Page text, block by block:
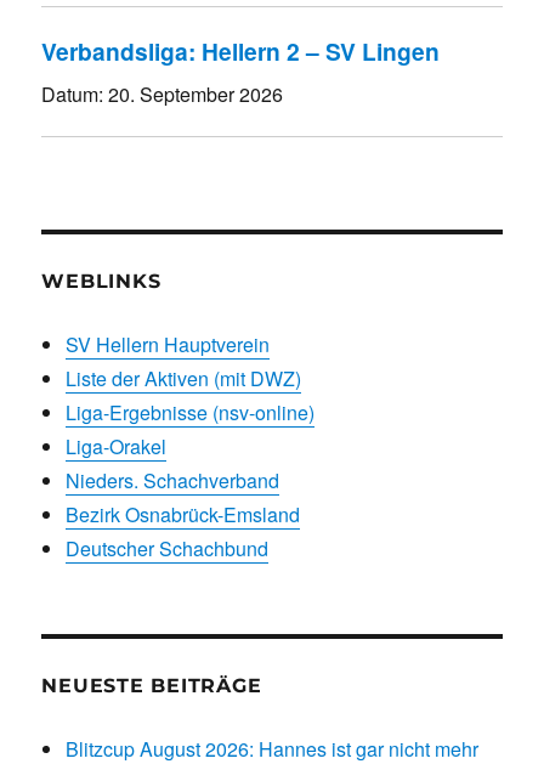
Verbandsliga: Hellern 2 – SV Lingen
Datum:20. September 2026
WEBLINKS
SV Hellern Hauptverein
Liste der Aktiven (mit DWZ)
Liga-Ergebnisse (nsv-online)
Liga-Orakel
Nieders. Schachverband
Bezirk Osnabrück-Emsland
Deutscher Schachbund
NEUESTE BEITRÄGE
Blitzcup August 2026: Hannes ist gar nicht mehr